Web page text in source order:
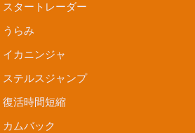
スタートレーダー
うらみ
イカニンジャ
ステルスジャンプ
復活時間短縮
カムバック